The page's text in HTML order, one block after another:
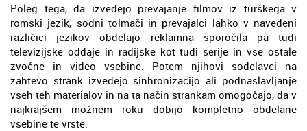
Poleg tega, da izvedejo prevajanje filmov iz turškega v
romski jezik, sodni tolmači in prevajalci lahko v navedeni
različici jezikov obdelajo reklamna sporočila pa tudi
televizijske oddaje in radijske kot tudi serije in vse ostale
zvočne in video vsebine. Potem njihovi sodelavci na
zahtevo strank izvedejo sinhronizacijo ali podnaslavljanje
vseh teh materialov in na ta način strankam omogočajo, da v
najkrajšem možnem roku dobijo kompletno obdelane
vsebine te vrste.